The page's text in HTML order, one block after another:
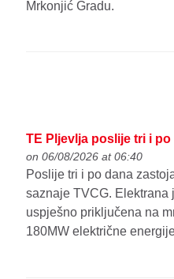
Mrkonjić Gradu.
TE Pljevlja poslije tri i
on 06/08/2026 at 06:40
Poslije tri i po dana
saznaje TVCG. Elektrana
uspješno priključena na
180MW električne